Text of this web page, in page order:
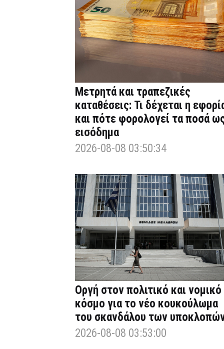
Μετρητά και τραπεζικές
καταθέσεις: Τι δέχεται η
και πότε φορολογεί τα ποσά
εισόδημα
2026-08-08 03:50:34
Οργή στον πολιτικό και νομικό
κόσμο για το νέο κουκούλωμα
του σκανδάλου των
2026-08-08 03:53:00